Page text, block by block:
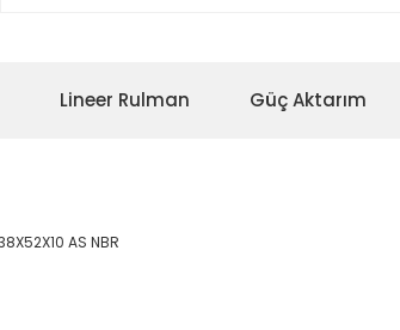
Lineer Rulman Güç Aktarım